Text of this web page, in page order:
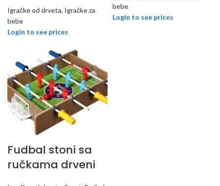
Igračke od drveta, Igračke za
bebe
Login to see prices
bebe
Login to see prices
Fudbal stoni sa
ručkama drveni